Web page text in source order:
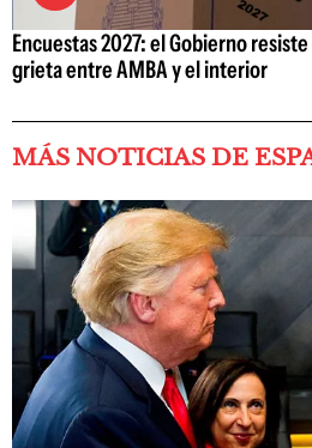
Encuestas 2027: el Gobierno
grieta entre AMBA y el interior
MÁS NOTICIAS DE